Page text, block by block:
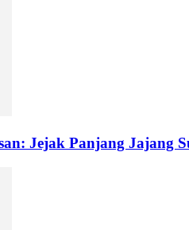
Jejak Panjang Jajang